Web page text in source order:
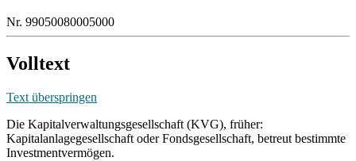
Nr. 99050080005000
Volltext
Text überspringen
Die Kapitalverwaltungsgesellschaft (KVG), früher:
Kapitalanlagegesellschaft oder Fondsgesellschaft, betreut bestimmte
Investmentvermögen.